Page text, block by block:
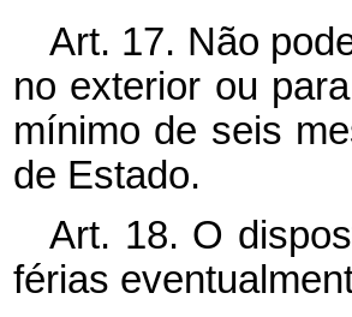
Art. 17. Não
no exterior ou
mínimo de seis
de Estado.
Art. 18. O
férias